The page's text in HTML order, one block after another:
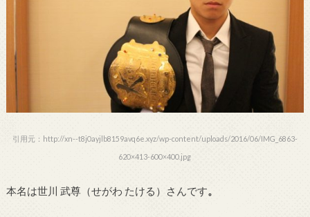
引用元：http://xn--t8j0ayjlb8159avq6e.xyz/wp-content/uploads/2016/06/IMG_6863-
620×413-600×400.jpg
本名は世川 武尊（せがわ たける）さんです。